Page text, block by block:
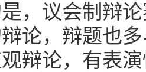
，议会制辩
论，辩题也
辩论，有表